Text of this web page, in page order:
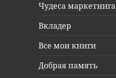
Чудеса маркетинга
Вкладер
Все мои книги
Добрая память